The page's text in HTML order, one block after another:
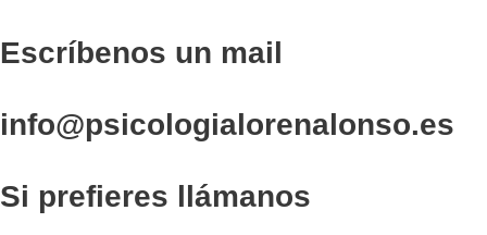
Escríbenos un mail
info@psicologialorenalonso.es
Si prefieres llámanos